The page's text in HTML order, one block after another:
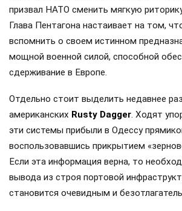
призвал НАТО сменить мягкую
Глава Пентагона настаивает на том,
вспомнить о своем истинном
мощной военной силой, способной
сдерживание в Европе.
Отдельно стоит выделить недавнее
американских Rusty Dagger. Ходят
эти системы прибыли в Одессу
воспользовавшись прикрытием
Если эта информация верна, то
вывода из строя портовой
становится очевидным и